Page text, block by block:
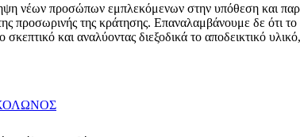
νέων προσώπων εμπλεκόμενων στην υπόθεση και
προσωρινής της κράτησης. Επαναλαμβάνουμε δε ότι
και αναλύοντας διεξοδικά το αποδεικτικό